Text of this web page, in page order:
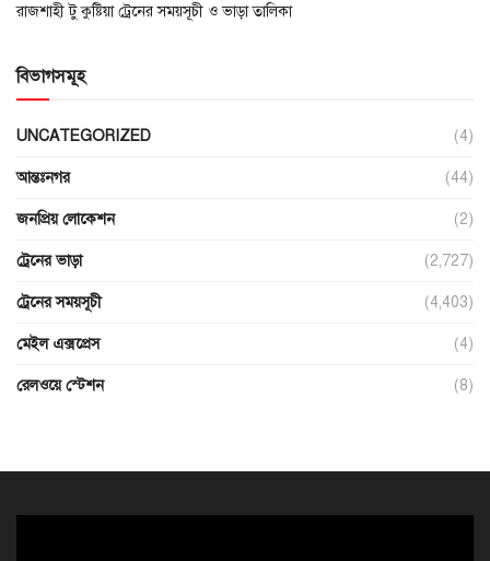
রাজশাহী টু কুষ্টিয়া ট্রেনের সময়সূচী ও ভাড়া তালিকা
বিভাগসমূহ
UNCATEGORIZED (4)
আন্তঃনগর (44)
জনপ্রিয় লোকেশন (2)
ট্রেনের ভাড়া (2,727)
ট্রেনের সময়সূচী (4,403)
মেইল এক্সপ্রেস (4)
রেলওয়ে স্টেশন (8)